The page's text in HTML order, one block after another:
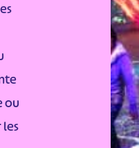
ou
les